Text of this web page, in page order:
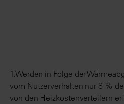
1.Werden in Folge der
vom Nutzerverhalten nur 8 %
von den Heizkostenverteilern